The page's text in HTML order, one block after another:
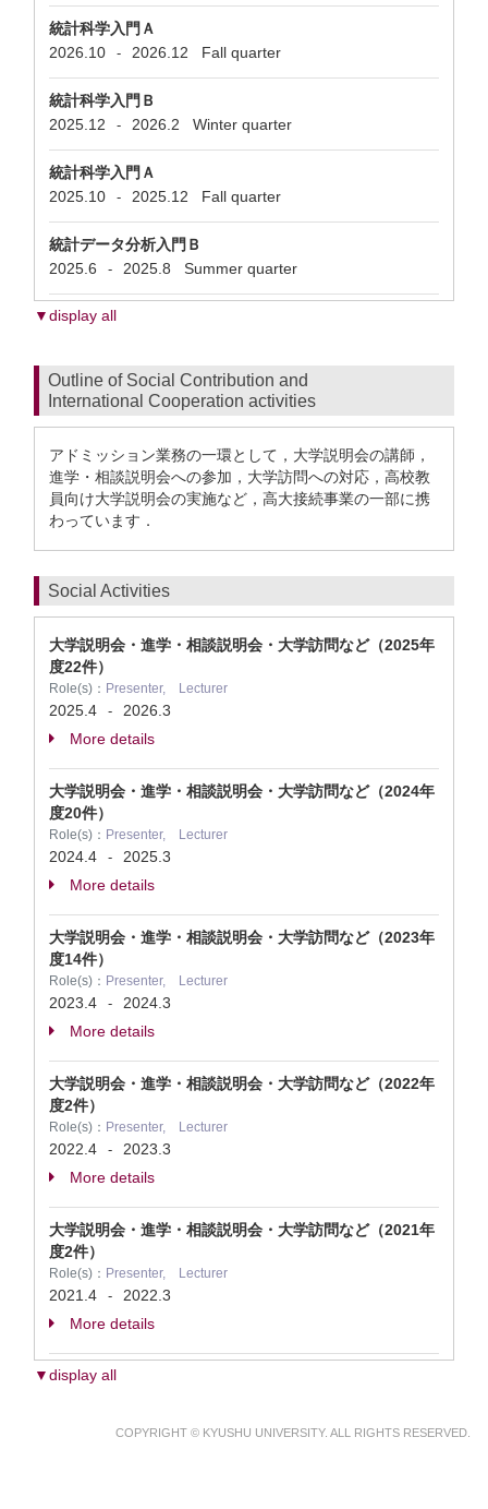
統計科学入門Ａ
2026.10
- 2026.12 Fall quarter
統計科学入門Ｂ
2025.12
- 2026.2 Winter quarter
統計科学入門Ａ
2025.10
- 2025.12 Fall quarter
統計データ分析入門Ｂ
2025.6
- 2025.8 Summer quarter
▼display all
Outline of Social Contribution and
International Cooperation activities
アドミッション業務の一環として，大学説明会の講師，
進学・相談説明会への参加，大学訪問への対応，高校教
員向け大学説明会の実施など，高大接続事業の一部に携
わっています．
Social Activities
大学説明会・進学・相談説明会・大学訪問など（2025年
度22件）
Role(s)： Presenter, Lecturer
2025.4 -
2026.3
More details
大学説明会・進学・相談説明会・大学訪問など（2024年
度20件）
Role(s)： Presenter, Lecturer
2024.4 -
2025.3
More details
大学説明会・進学・相談説明会・大学訪問など（2023年
度14件）
Role(s)： Presenter, Lecturer
2023.4 -
2024.3
More details
大学説明会・進学・相談説明会・大学訪問など（2022年
度2件）
Role(s)： Presenter, Lecturer
2022.4 -
2023.3
More details
大学説明会・進学・相談説明会・大学訪問など（2021年
度2件）
Role(s)： Presenter, Lecturer
2021.4 -
2022.3
More details
▼display all
COPYRIGHT © KYUSHU UNIVERSITY. ALL RIGHTS RESERVED.